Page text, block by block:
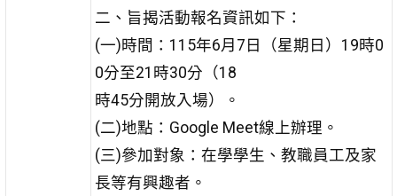
二、旨揭活動報名資訊如下：
(一)時間：115年6月7日（星期日）19時0
0分至21時30分（18
時45分開放入場）。
(二)地點：Google Meet線上辦理。
(三)參加對象：在學學生、教職員工及家
長等有興趣者。